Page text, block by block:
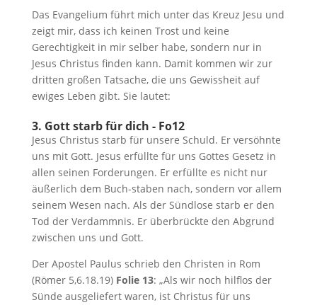
Das Evangelium führt mich unter das Kreuz Jesu und
zeigt mir, dass ich keinen Trost und keine
Gerechtigkeit in mir selber habe, sondern nur in
Jesus Christus finden kann. Damit kommen wir zur
dritten großen Tatsache, die uns Gewissheit auf
ewiges Leben gibt. Sie lautet:
3. Gott starb für dich - Fo12
Jesus Christus starb für unsere Schuld. Er versöhnte
uns mit Gott. Jesus erfüllte für uns Gottes Gesetz in
allen seinen Forderungen. Er erfüllte es nicht nur
äußerlich dem Buch-staben nach, sondern vor allem
seinem Wesen nach. Als der Sündlose starb er den
Tod der Verdammnis. Er überbrückte den Abgrund
zwischen uns und Gott.
Der Apostel Paulus schrieb den Christen in Rom
(Römer 5,6.18.19) Folie 13: „Als wir noch hilflos der
Sünde ausgeliefert waren, ist Christus für uns